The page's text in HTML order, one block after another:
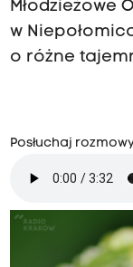
Młodzieżowe
w
o różne
Posłuchaj